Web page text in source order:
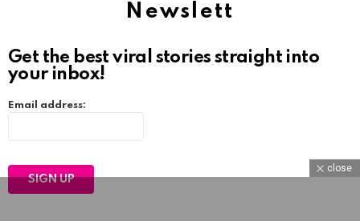
Newslett
Get the best viral stories straight into
your inbox!
Email address:
close